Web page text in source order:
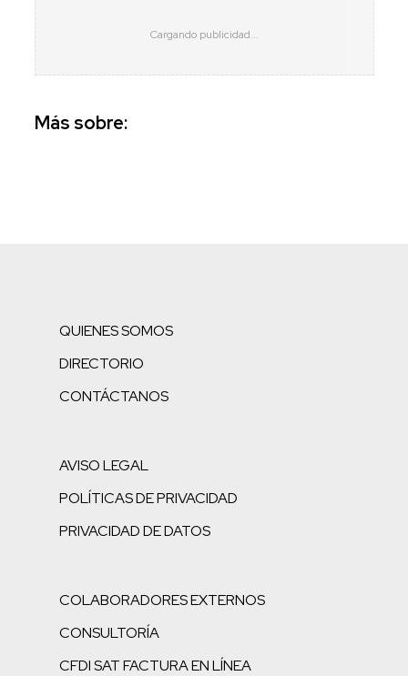
Más sobre:
QUIENES SOMOS
DIRECTORIO
CONTÁCTANOS
AVISO LEGAL
POLÍTICAS DE PRIVACIDAD
PRIVACIDAD DE DATOS
COLABORADORES EXTERNOS
CONSULTORÍA
CFDI SAT FACTURA EN LÍNEA